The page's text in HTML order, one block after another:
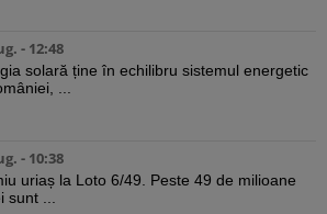
- 12:48
solară ține în echilibru sistemul energetic
...
- 10:38
uriaș la Loto 6/49. Peste 49 de milioane
sunt ...